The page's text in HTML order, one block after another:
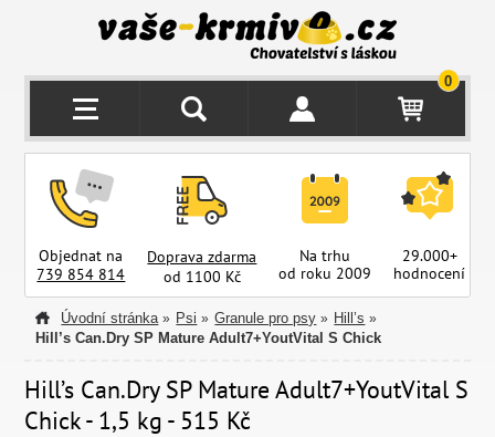
0
Objednat na
739 854 814
Doprava zdarma
od 1100 Kč
Na trhu
od roku 2009
29.000+
hodnocení
Úvodní stránka » Psi » Granule pro psy » Hill’s »
Hill’s Can.Dry SP Mature Adult7+YoutVital S Chick
Hill’s Can.Dry SP Mature Adult7+YoutVital S
Chick - 1,5 kg - 515 Kč